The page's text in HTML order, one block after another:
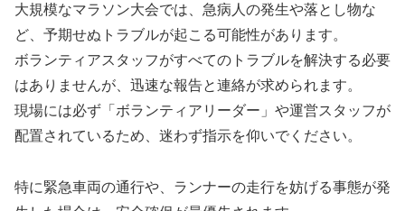
大規模なマラソン大会では、急病人の発生や落とし物な
ど、予期せぬトラブルが起こる可能性があります。
ボランティアスタッフがすべてのトラブルを解決する必要
はありませんが、迅速な報告と連絡が求められます。
現場には必ず「ボランティアリーダー」や運営スタッフが
配置されているため、迷わず指示を仰いでください。
特に緊急車両の通行や、ランナーの走行を妨げる事態が発